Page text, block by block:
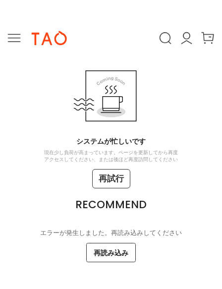
システムが忙しいです
現在少し負荷が高まっています。ページを更新してから再度
アクセスしてください、または後ほど再度訪問してください
再試行
RECOMMEND
エラーが発生しました。再読み込みしてください
再読み込み